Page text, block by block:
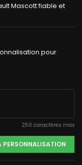
Mascott fiable et
pour
250 caractères max
PERSONNALISATION